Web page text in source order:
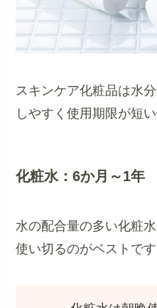
スキンケア化粧品は水
しやすく使用期限が短
化粧水：6か月～1年
水の配合量の多い化粧
使い切るのがベストです